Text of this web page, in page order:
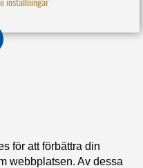
inställningar
för att förbättra din
webbplatsen. Av dessa